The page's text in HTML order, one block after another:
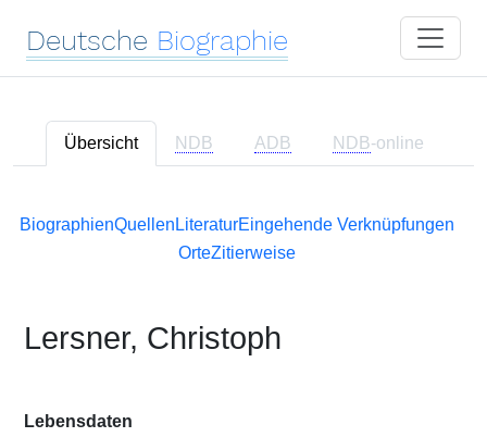
Deutsche Biographie
Übersicht NDB ADB NDB-online
BiographienQuellen LiteraturEingehende Verknüpfungen
OrteZitierweise
Lersner, Christoph
Lebensdaten